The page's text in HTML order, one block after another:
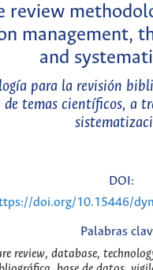
review
management,
and
para la revisión
temas científicos, a
DOI:
doi.org/10.15446/
Palabras
review, database,